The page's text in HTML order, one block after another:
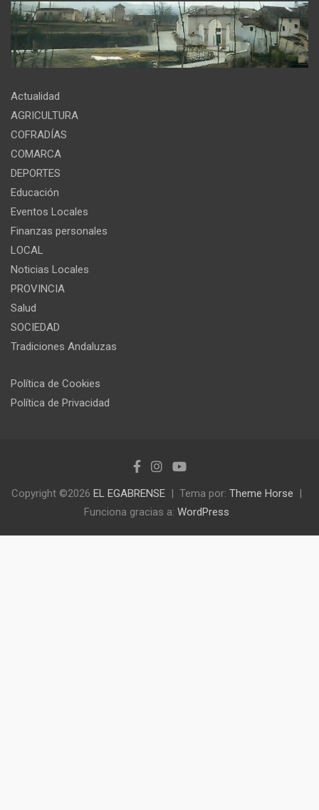
Actualidad
AGRICULTURA
COFRADÍAS
COMARCA
DEPORTES
Educación
Eventos Locales
Finanzas personales
LOCAL
Noticias Locales
PROVINCIA
Salud
SOCIEDAD
Tradiciones Andaluzas
Política de Cookies
Política de Privacidad
Copyright ©2026 EL EGABRENSE Tema por: Theme Horse
Funciona gracias a: WordPress